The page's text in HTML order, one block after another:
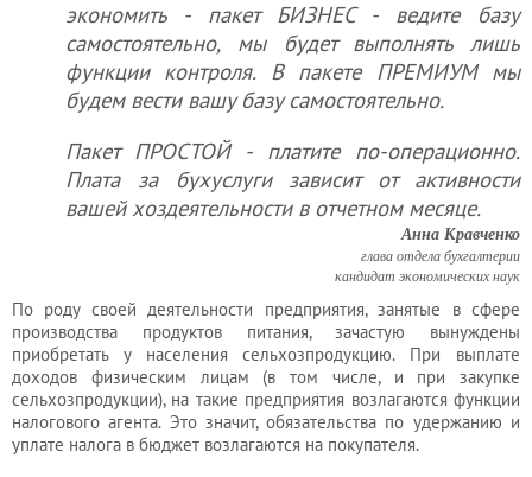
экономить - пакет БИЗНЕС - ведите базу
самостоятельно, мы будет выполнять лишь
функции контроля. В пакете ПРЕМИУМ мы
будем вести вашу базу самостоятельно.
Пакет ПРОСТОЙ - платите по-операционно.
Плата за бухуслуги зависит от активности
вашей хоздеятельности в отчетном месяце.
Анна Кравченко
глава отдела бухгалтерии
кандидат экономических наук
По роду своей деятельности предприятия, занятые в сфере
производства продуктов питания, зачастую вынуждены
приобретать у населения сельхозпродукцию. При выплате
доходов физическим лицам (в том числе, и при закупке
сельхозпродукции), на такие предприятия возлагаются функции
налогового агента. Это значит, обязательства по удержанию и
уплате налога в бюджет возлагаются на покупателя.
регистратора
Кадровый
аутсорсинг
Лицензии